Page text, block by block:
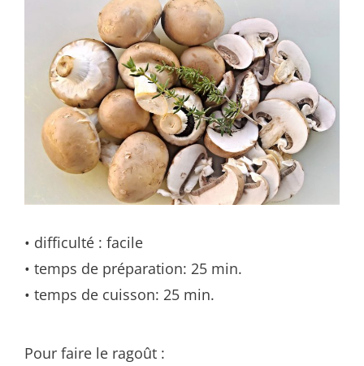
• difficulté : facile
• temps de préparation: 25 min.
• temps de cuisson: 25 min.
Pour faire le ragoût :